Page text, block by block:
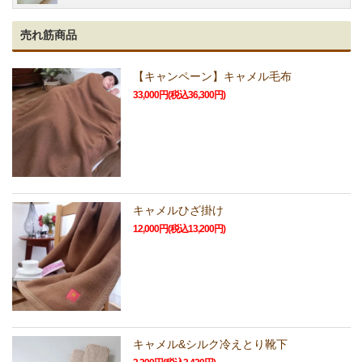
売れ筋商品
【キャンペーン】キャメル毛布
33,000円(税込36,300円)
キャメルひざ掛け
12,000円(税込13,200円)
キャメル&シルク冷えとり靴下